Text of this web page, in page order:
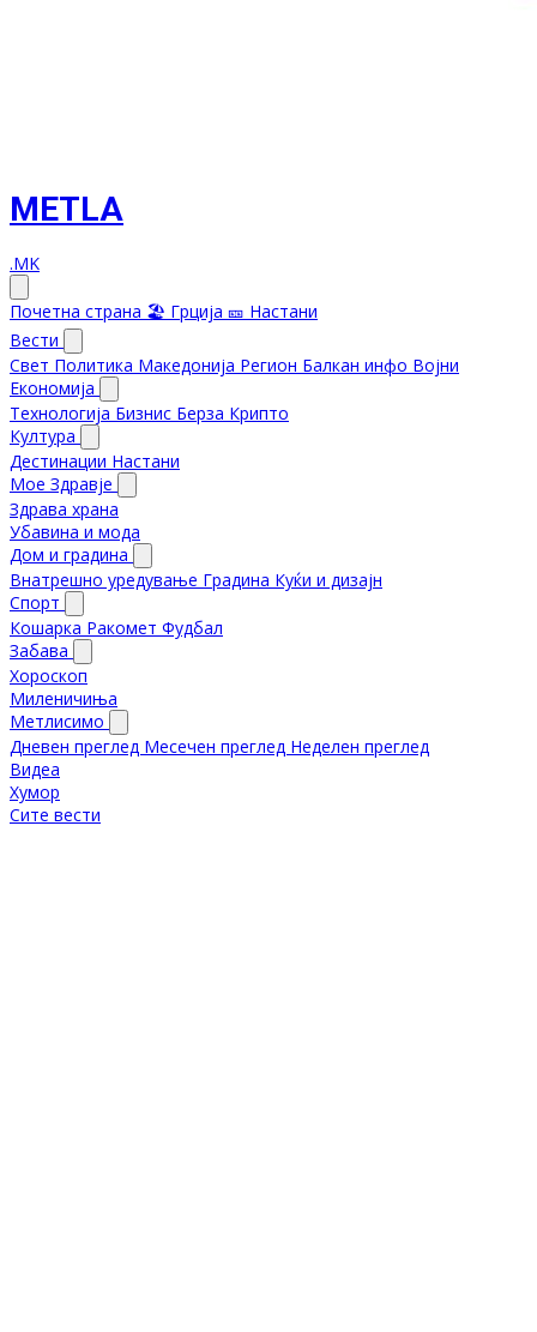
METLA
.MK
Почетна страна 🏖️ Грција 🎫 Настани
Вести
Свет Политика Македонија Регион Балкан инфо Војни
Економија
Технологија Бизнис Берза Крипто
Култура
Дестинации Настани
Мое Здравје
Здрава храна
Убавина и мода
Дом и градина
Внатрешно уредување Градина Куќи и дизајн
Спорт
Кошарка Ракомет Фудбал
Забава
Хороскоп
Миленичиња
Метлисимо
Дневен преглед Месечен преглед Неделен преглед
Видеа
Хумор
Сите вести